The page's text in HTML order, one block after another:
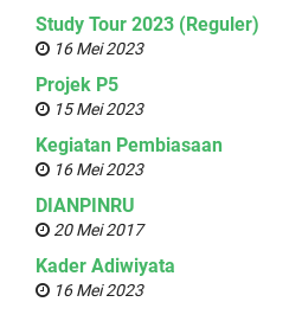
Study Tour 2023 (Reguler)
16 Mei 2023
Projek P5
15 Mei 2023
Kegiatan Pembiasaan
16 Mei 2023
DIANPINRU
20 Mei 2017
Kader Adiwiyata
16 Mei 2023